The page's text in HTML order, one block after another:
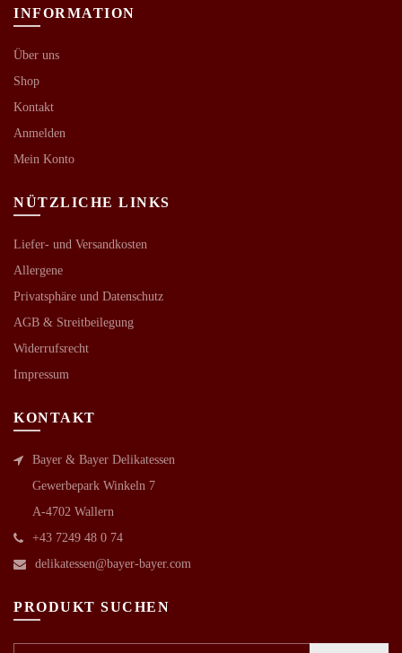
INFORMATION
Über uns
Shop
Kontakt
Anmelden
Mein Konto
NÜTZLICHE LINKS
Liefer- und Versandkosten
Allergene
Privatsphäre und Datenschutz
AGB & Streitbeilegung
Widerrufsrecht
Impressum
KONTAKT
Bayer & Bayer Delikatessen
Gewerbepark Winkeln 7
A-4702 Wallern
+43 7249 48 0 74
delikatessen@bayer-bayer.com
PRODUKT SUCHEN